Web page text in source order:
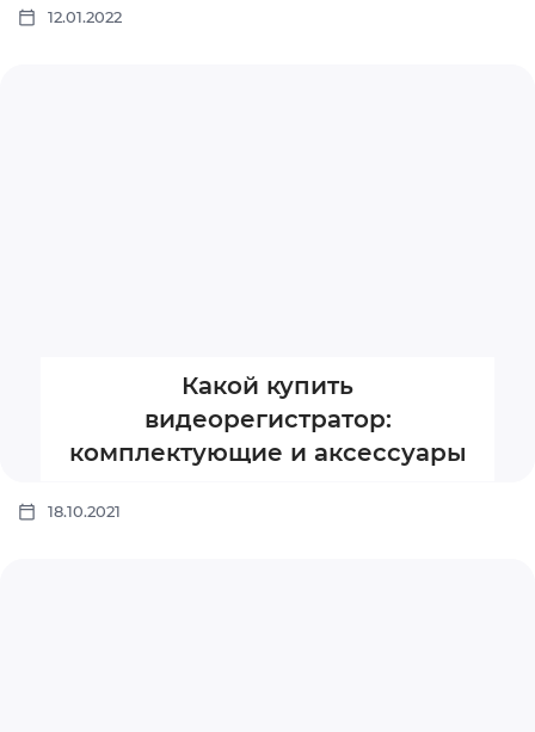
12.01.2022
Какой купить
видеорегистратор:
комплектующие и аксессуары
18.10.2021